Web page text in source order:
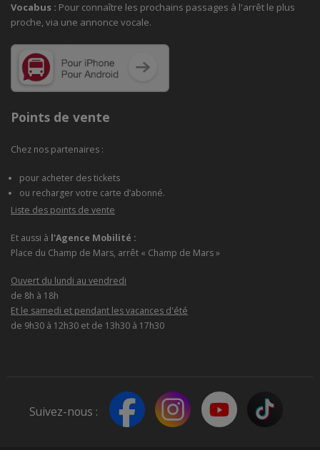
Vocabus : Pour connaître les prochains passages à l'arrêt le plus
proche, via une annonce vocale.
Points de vente
Chez nos partenaires :
pour acheter des tickets
ou recharger votre carte d’abonné.
Liste des points de vente
Et aussi à l'Agence Mobilité :
Place du Champ de Mars, arrêt « Champ de Mars »
Ouvert du lundi au vendredi
de 8h à 18h
Et le samedi et pendant les vacances d'été
de 9h30 à 12h30 et de 13h30 à 17h30
Suivez-nous :